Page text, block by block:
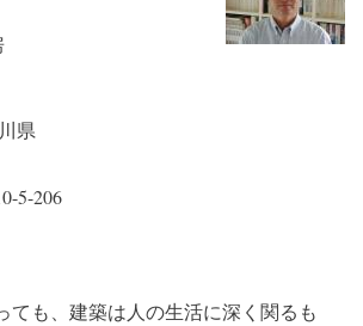
県
5-206
ても、建築は人の生活に深く関るも